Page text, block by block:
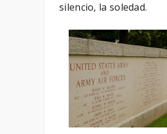
silencio, la soledad.